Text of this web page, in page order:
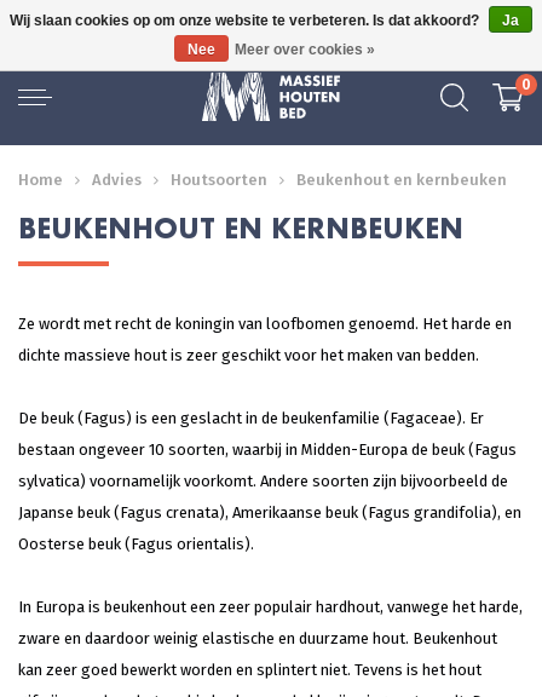
16 JAAR ERVARING
0
Home Advies Houtsoorten Beukenhout en kernbeuken
BEUKENHOUT EN KERNBEUKEN
Ze wordt met recht de koningin van loofbomen genoemd. Het harde en
dichte massieve hout is zeer geschikt voor het maken van bedden.
De beuk (Fagus) is een geslacht in de beukenfamilie (Fagaceae). Er
bestaan ongeveer 10 soorten, waarbij in Midden-Europa de beuk (Fagus
sylvatica) voornamelijk voorkomt. Andere soorten zijn bijvoorbeeld de
Japanse beuk (Fagus crenata), Amerikaanse beuk (Fagus grandifolia), en
Oosterse beuk (Fagus orientalis).
In Europa is beukenhout een zeer populair hardhout, vanwege het harde,
zware en daardoor weinig elastische en duurzame hout. Beukenhout
kan zeer goed bewerkt worden en splintert niet. Tevens is het hout
Wij slaan cookies op om onze website te verbeteren. Is dat akkoord?
Ja
Nee
Meer over cookies »